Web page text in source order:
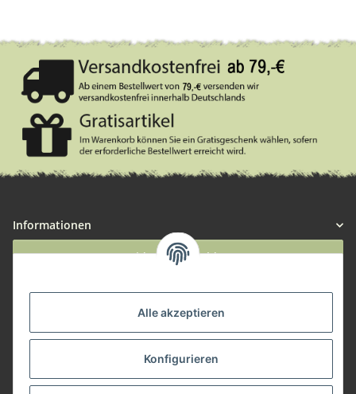
Alle akzeptieren
Konfigurieren
Informationen
Widerruf anmelden
Herstellerinformationen